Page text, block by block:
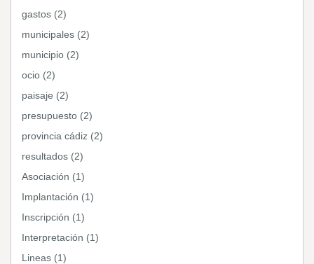
gastos (2)
municipales (2)
municipio (2)
ocio (2)
paisaje (2)
presupuesto (2)
provincia cádiz (2)
resultados (2)
Asociación (1)
Implantación (1)
Inscripción (1)
Interpretación (1)
Lineas (1)